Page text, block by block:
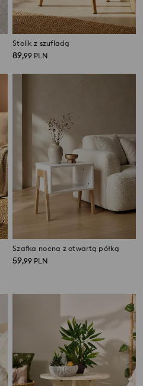
Stolik z szufladą
89,99 PLN
Szafka nocna z otwartą półką
59,99 PLN